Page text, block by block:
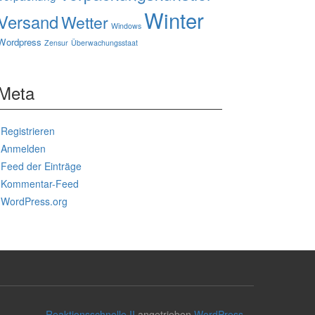
Wetter Windows Winter
Zensur Überwachungsstaat
Registrieren
Anmelden
Feed der Einträge
Kommentar-Feed
WordPress.org